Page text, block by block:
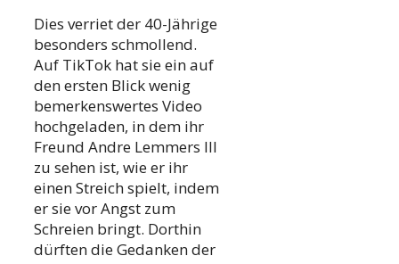
Dies verriet der 40-Jährige
besonders schmollend.
Auf TikTok hat sie ein auf
den ersten Blick wenig
bemerkenswertes Video
hochgeladen, in dem ihr
Freund Andre Lemmers III
zu sehen ist, wie er ihr
einen Streich spielt, indem
er sie vor Angst zum
Schreien bringt. Dorthin
dürften die Gedanken der